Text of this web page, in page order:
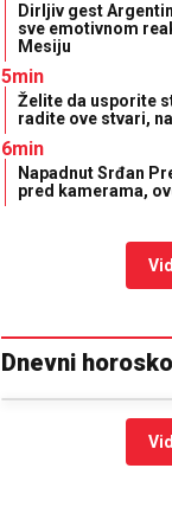
Dirljiv gest
sve emotivnom
Mesiju
5min
Želite da usporite
radite ove stvari,
6min
Napadnut Srđan
pred kamerama,
Dnevni